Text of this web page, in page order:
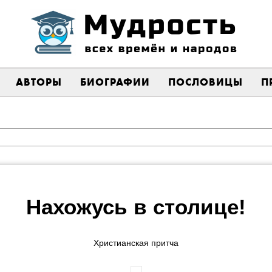
АВТОРЫ БИОГРАФИИ ПОСЛОВИЦЫ
Нахожусь в столице!
Христианская притча